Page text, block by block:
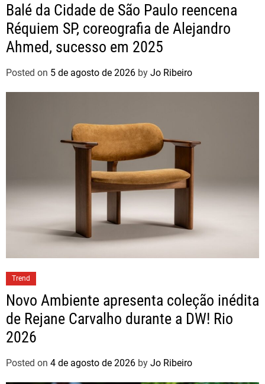
Balé da Cidade de São Paulo reencena
Réquiem SP, coreografia de Alejandro
Ahmed, sucesso em 2025
Posted on 5 de agosto de 2026 by Jo Ribeiro
Trend
Novo Ambiente apresenta coleção inédita
de Rejane Carvalho durante a DW! Rio
2026
Posted on 4 de agosto de 2026 by Jo Ribeiro